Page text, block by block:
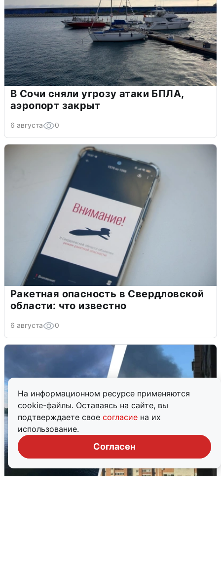
На информационном ресурсе применяются
cookie-файлы. Оставаясь на сайте, вы
подтверждаете свое согласие на их
использование.
Согласен
В Сочи сняли угрозу атаки БПЛА,
аэропорт закрыт
6 августа 0
Ракетная опасность в Свердловской
области: что известно
6 августа 0